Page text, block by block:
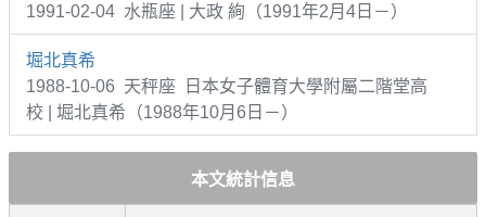
1991-02-04 水瓶座 | 大政 絢（1991年2月4日－）
堀北真希
1988-10-06 天秤座 日本女子體育大學附屬二階堂高
校 | 堀北真希（1988年10月6日－）
本文統計信息